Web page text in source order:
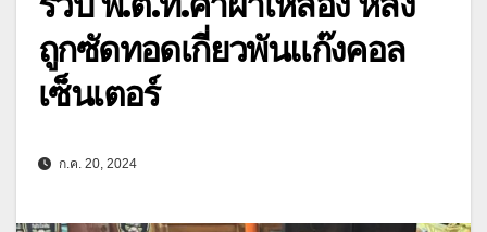
ถูกซัดทอดเกี่ยวพันแก๊งคอล
เซ็นเตอร์
ก.ค. 20, 2024